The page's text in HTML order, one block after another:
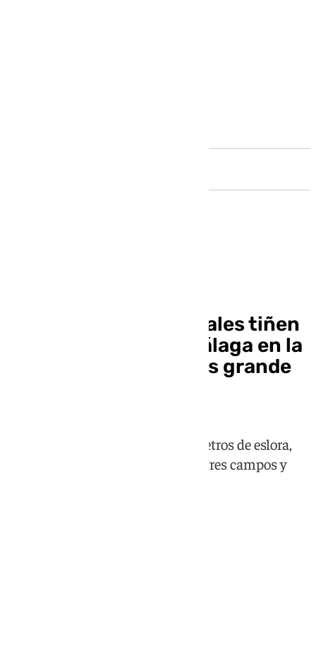
Vídeo: fuegos artificiales tiñen
de color el cielo de Málaga en la
salida del crucero más grande
El Legend of the Seas mide 365 metros de eslora,
una longitud equivalente a unos tres campos y